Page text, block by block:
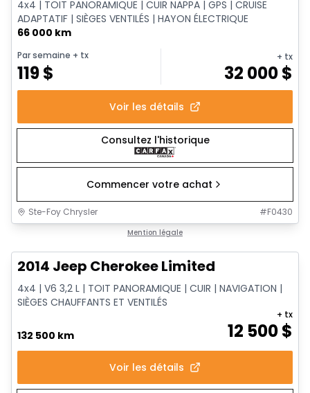
4x4 | TOIT PANORAMIQUE | CUIR NAPPA | GPS | CRUISE
ADAPTATIF | SIÈGES VENTILÉS | HAYON ÉLECTRIQUE
66 000 km
Par semaine + tx
119$
+ tx
32 000$
Voir les détails
Consultez l'historique
Commencer votre achat
Ste-Foy Chrysler #F0430
Mention légale
2014 Jeep Cherokee Limited
4x4 | V6 3,2 L | TOIT PANORAMIQUE | CUIR | NAVIGATION |
SIÈGES CHAUFFANTS ET VENTILÉS
132 500 km 12 500$
+ tx
Voir les détails